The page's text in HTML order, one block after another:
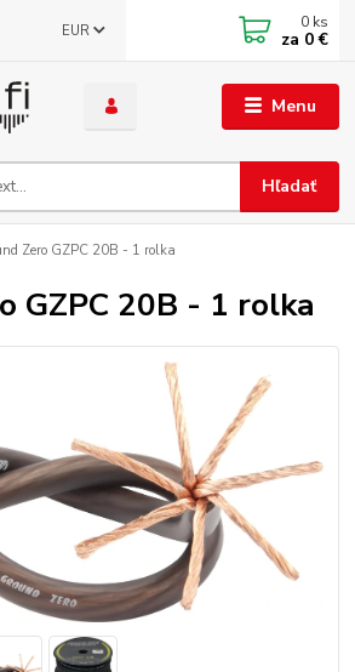
Menu
EUR
Hľadať
0 ks
za 0 €
Zero GZPC 20B - 1 rolka
GZPC 20B - 1 rolka